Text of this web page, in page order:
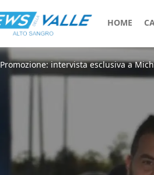
HOME
Promozione: intervista esclusiva a